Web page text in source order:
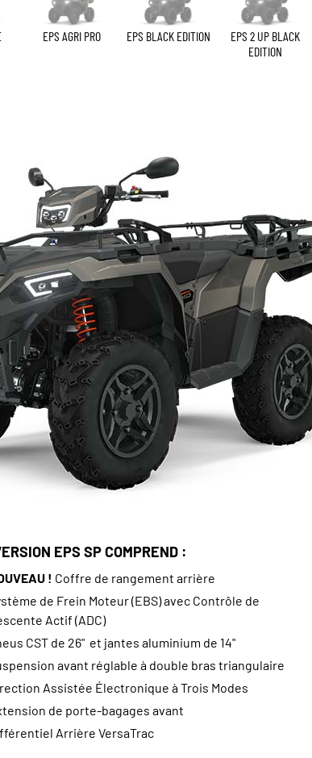
EPS AGRI PRO EPS BLACK EDITION
EPS 2 UP BLACK
EDITION
EPS SP COMPREND :
! Coffre de rangement arrière
de Frein Moteur (EBS) avec Contrôle de
Actif (ADC)
CST de 26" et jantes aluminium de 14"
avant réglable à double bras triangulaire
Assistée Électronique à Trois Modes
de porte-bagages avant
Arrière VersaTrac